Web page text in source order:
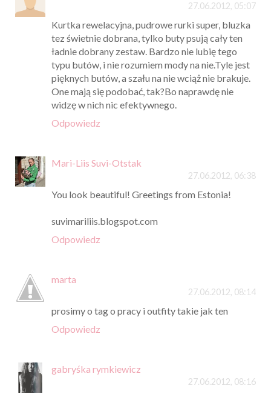
27.06.2012, 05:07
Kurtka rewelacyjna, pudrowe rurki super, bluzka
tez świetnie dobrana, tylko buty psują cały ten
ładnie dobrany zestaw. Bardzo nie lubię tego
typu butów, i nie rozumiem mody na nie.Tyle jest
pięknych butów, a szału na nie wciąż nie brakuje.
One mają się podobać, tak?Bo naprawdę nie
widzę w nich nic efektywnego.
Odpowiedz
Mari-Liis Suvi-Otstak
27.06.2012, 06:38
You look beautiful! Greetings from Estonia!
suvimariliis.blogspot.com
Odpowiedz
marta
27.06.2012, 08:14
prosimy o tag o pracy i outfity takie jak ten
Odpowiedz
gabryśka rymkiewicz
27.06.2012, 08:16